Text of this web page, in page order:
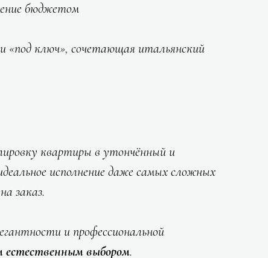
бюджетом
«под ключ», сочетающая итальянский
квартиры в утончённый и
исполнение даже самых сложных
заказ.
и профессиональной
выбором.